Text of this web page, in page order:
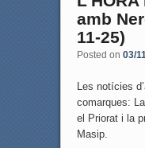
amb
11-25)
Posted on 03/
Les notícies
comarques:
el Priorat i la
Masip.